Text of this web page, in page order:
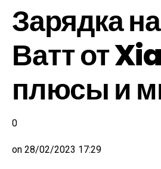
Зарядка
Ватт от
плюсы и
0
on 28/02/2023 17:29